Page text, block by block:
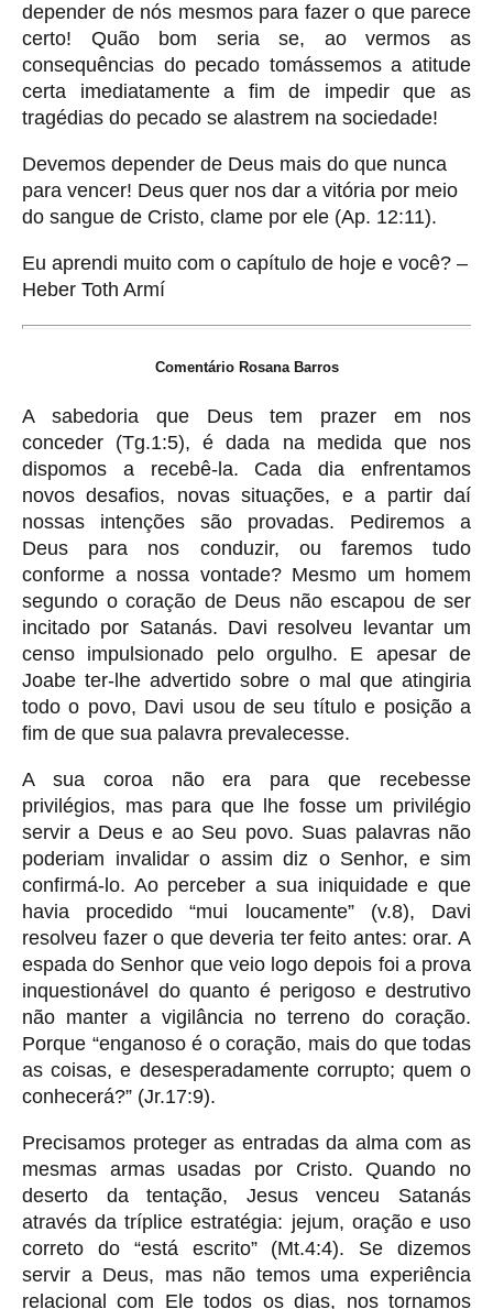
depender de nós mesmos para fazer o que parece
certo! Quão bom seria se, ao vermos as
consequências do pecado tomássemos a atitude
certa imediatamente a fim de impedir que as
tragédias do pecado se alastrem na sociedade!
Devemos depender de Deus mais do que nunca
para vencer! Deus quer nos dar a vitória por meio
do sangue de Cristo, clame por ele (Ap. 12:11).
Eu aprendi muito com o capítulo de hoje e você? –
Heber Toth Armí
Comentário Rosana Barros
A sabedoria que Deus tem prazer em nos
conceder (Tg.1:5), é dada na medida que nos
dispomos a recebê-la. Cada dia enfrentamos
novos desafios, novas situações, e a partir daí
nossas intenções são provadas. Pediremos a
Deus para nos conduzir, ou faremos tudo
conforme a nossa vontade? Mesmo um homem
segundo o coração de Deus não escapou de ser
incitado por Satanás. Davi resolveu levantar um
censo impulsionado pelo orgulho. E apesar de
Joabe ter-lhe advertido sobre o mal que atingiria
todo o povo, Davi usou de seu título e posição a
fim de que sua palavra prevalecesse.
A sua coroa não era para que recebesse
privilégios, mas para que lhe fosse um privilégio
servir a Deus e ao Seu povo. Suas palavras não
poderiam invalidar o assim diz o Senhor, e sim
confirmá-lo. Ao perceber a sua iniquidade e que
havia procedido “mui loucamente” (v.8), Davi
resolveu fazer o que deveria ter feito antes: orar. A
espada do Senhor que veio logo depois foi a prova
inquestionável do quanto é perigoso e destrutivo
não manter a vigilância no terreno do coração.
Porque “enganoso é o coração, mais do que todas
as coisas, e desesperadamente corrupto; quem o
conhecerá?” (Jr.17:9).
Precisamos proteger as entradas da alma com as
mesmas armas usadas por Cristo. Quando no
deserto da tentação, Jesus venceu Satanás
através da tríplice estratégia: jejum, oração e uso
correto do “está escrito” (Mt.4:4). Se dizemos
servir a Deus, mas não temos uma experiência
relacional com Ele todos os dias, nos tornamos